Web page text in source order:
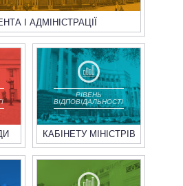
І АДМІНІСТРАЦІЇ
РІВЕНЬ
ВІДПОВІДАЛЬНОСТІ
КАБІНЕТУ МІНІСТРІВ